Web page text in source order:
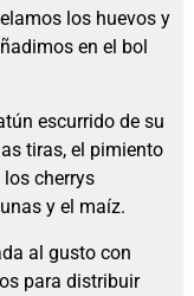
los huevos y
en el bol
escurrido de su
tiras, el pimiento
cherrys
y el maíz.
al gusto con
para distribuir